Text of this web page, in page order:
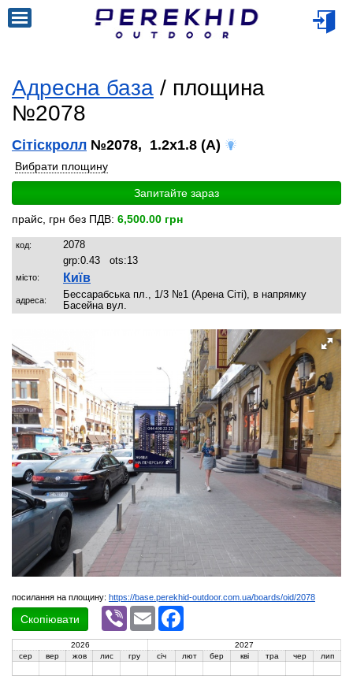
Адресна база / площина
№2078
Сітіскролл №2078, 1.2x1.8 (A)
Вибрати площину
Запитайте зараз
прайс, грн без ПДВ: 6,500.00 грн
код:
2078
grp:0.43 ots:13
місто: Київ
адреса:
Бессарабська пл., 1/3 №1 (Арена Сіті), в напрямку
Басейна вул.
посилання на площину: https://base.perekhid-outdoor.com.ua/boards/oid/2078
Скопіювати
Viber Email
2026
2027
сер
вер жов лис гру січ лют бер кві тра чер лип